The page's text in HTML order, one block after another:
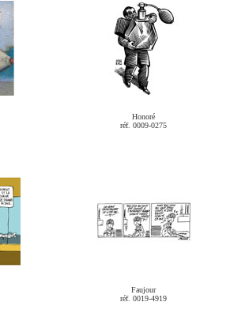
Honoré
réf. 0009-0275
Faujour
réf. 0019-4919